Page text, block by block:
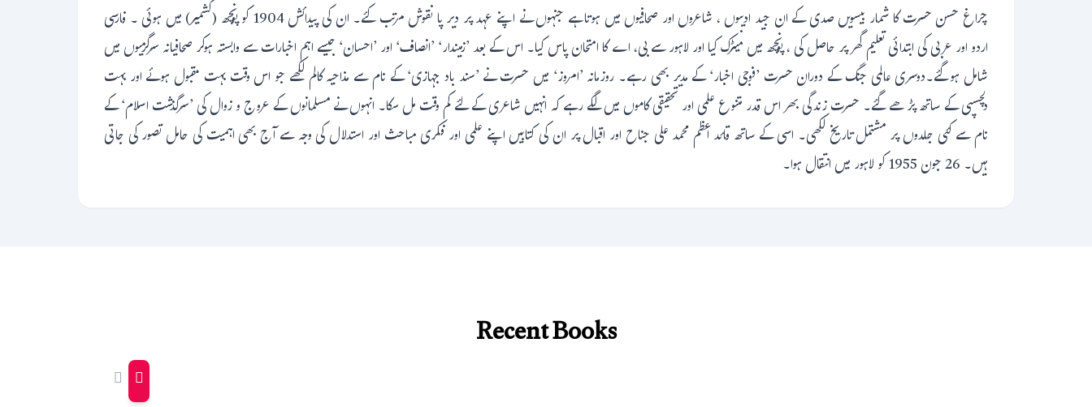
چراغ حسن حسرت کا شمار بیسویں صدی کے ان جید ادیبوں ، شاعروں اور صحافیوں میں ہوتا ہے جنہوں نے اپنے عہد پر دیر پا نقوش مرتب کئے۔ ان کی پیدائش 1904 کو پونچھ (کشمیر) میں ہوئی ۔ فارسی
اردو اور عربی کی ابتدائی تعلیم گھر پر حاصل کی ، پونچھ میں میٹرک کیا اور لاہور سے بی، اے کا امتحان پاس کیا۔ اس کے بعد ’زمیندار‘ ’انصاف‘ اور ’احسان‘ جیسے اہم اخبارات سے وابستہ ہوکر صحافیانہ سرگرمیوں میں
شامل ہوگئے۔دوسری عالمی جنگ کے دوران حسرت ’فوجی اخبار‘ کے مدیر بھی رہے۔ روزمانہ ’امروز‘ میں حسرت نے ’سند باد جہازی‘ کے نام سے مذاحیہ کالم لکھے جو اس وقت بہت مقبول ہوئے اور بہت
دلچسپی کے ساتھ پڑھے گئے۔ حسرت زندگی بھر اس قدر متنوع علمی اور تحقیقی کاموں میں لگے رہے کہ انہیں شاعری کے لئے کم وقت مل سکا۔ انہوں نے مسلمانوں کے عروج و زوال کی ’سرگذشت اسلام‘ کے
نام سے کئی جلدوں پر مشتمل تاریخ لکھی۔ اسی کے ساتھ قائد اعظم محمد علی جناح اور اقبال پر ان کی کتابیں اپنے علمی اور فکری مباحث اور استدلال کی وجہ سے آج بھی اہمیت کی حامل تصور کی جاتی
ہیں۔ 26 جون 1955 کو لاہور میں انتقال ہوا۔
Recent Books